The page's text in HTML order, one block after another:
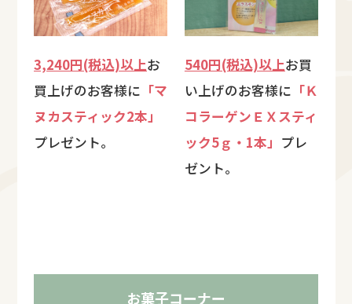
3,240円(税込)以上お
買上げのお客様に 「マ
ヌカスティック2本」
プレゼント。
540円(税込)以上お買
い上げのお客様に 「Ｋ
コラーゲンＥＸスティ
ック5ｇ・1本」 プレ
ゼント。
お菓子コーナー